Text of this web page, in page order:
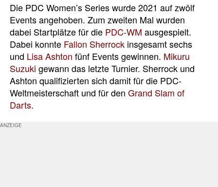
Die PDC Women’s Series wurde 2021 auf zwölf
Events angehoben. Zum zweiten Mal wurden
dabei Startplätze für die PDC-WM ausgespielt.
Dabei konnte Fallon Sherrock insgesamt sechs
und Lisa Ashton fünf Events gewinnen. Mikuru
Suzuki gewann das letzte Turnier. Sherrock und
Ashton qualifizierten sich damit für die PDC-
Weltmeisterschaft und für den Grand Slam of
Darts.